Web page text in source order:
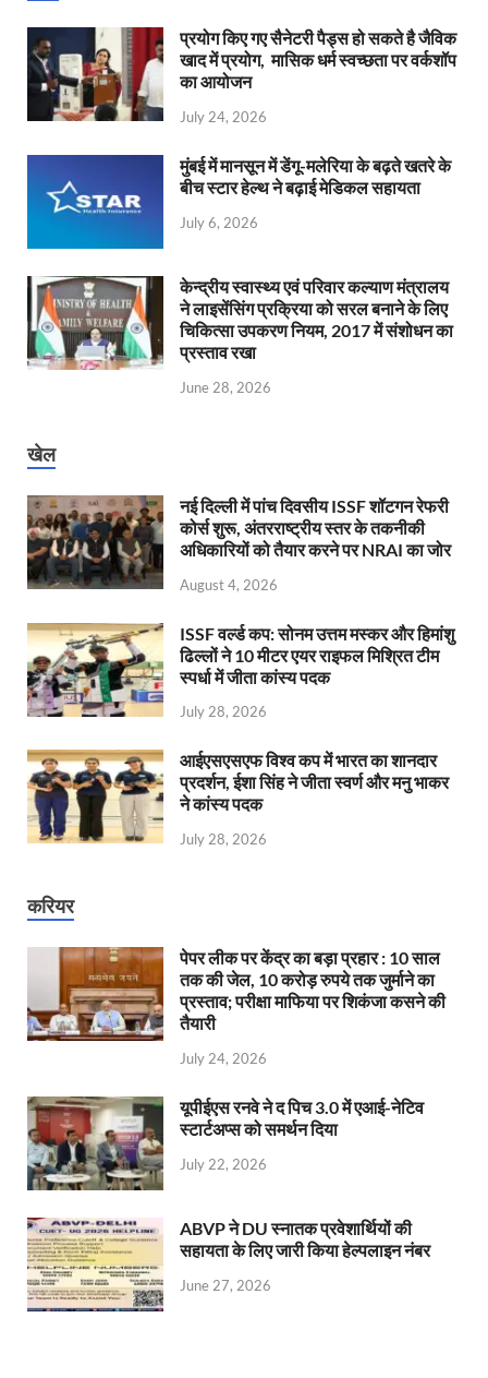
प्रयोग किए गए सैनेटरी पैड्स हो सकते है जैविक
खाद में प्रयोग, मासिक धर्म स्वच्छता पर वर्कशॉप
का आयोजन
July 24, 2026
मुंबई में मानसून में डेंगू-मलेरिया के बढ़ते खतरे के
बीच स्टार हेल्थ ने बढ़ाई मेडिकल सहायता
July 6, 2026
केन्‍द्रीय स्वास्थ्य एवं परिवार कल्याण मंत्रालय
ने लाइसेंसिंग प्रक्रिया को सरल बनाने के लिए
चिकित्सा उपकरण नियम, 2017 में संशोधन का
प्रस्ताव रखा
June 28, 2026
खेल
नई दिल्ली में पांच दिवसीय ISSF शॉटगन रेफरी
कोर्स शुरू, अंतरराष्ट्रीय स्तर के तकनीकी
अधिकारियों को तैयार करने पर NRAI का जोर
August 4, 2026
ISSF वर्ल्ड कप: सोनम उत्तम मस्कर और हिमांशु
ढिल्लों ने 10 मीटर एयर राइफल मिश्रित टीम
स्पर्धा में जीता कांस्य पदक
July 28, 2026
आईएसएसएफ विश्व कप में भारत का शानदार
प्रदर्शन, ईशा सिंह ने जीता स्वर्ण और मनु भाकर
ने कांस्य पदक
July 28, 2026
करियर
पेपर लीक पर केंद्र का बड़ा प्रहार : 10 साल
तक की जेल, 10 करोड़ रुपये तक जुर्माने का
प्रस्ताव; परीक्षा माफिया पर शिकंजा कसने की
तैयारी
July 24, 2026
यूपीईएस रनवे ने द पिच 3.0 में एआई-नेटिव
स्टार्टअप्स को समर्थन दिया
July 22, 2026
ABVP ने DU स्नातक प्रवेशार्थियों की
सहायता के लिए जारी किया हेल्पलाइन नंबर
June 27, 2026